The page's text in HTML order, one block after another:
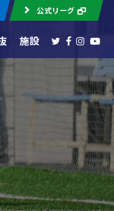
公式リーグ
施設